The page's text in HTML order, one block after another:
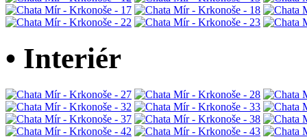
• Interiér